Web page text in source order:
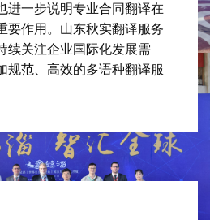
进一步说明专业合同翻译在
要作用。山东秋实翻译服务
续关注企业国际化发展需
规范、高效的多语种翻译服